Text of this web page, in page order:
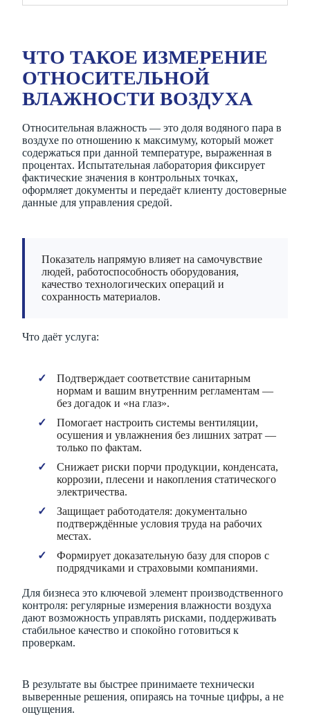
ЧТО ТАКОЕ ИЗМЕРЕНИЕ
ОТНОСИТЕЛЬНОЙ
ВЛАЖНОСТИ ВОЗДУХА
Относительная влажность — это доля водяного пара в
воздухе по отношению к максимуму, который может
содержаться при данной температуре, выраженная в
процентах. Испытательная лаборатория фиксирует
фактические значения в контрольных точках,
оформляет документы и передаёт клиенту достоверные
данные для управления средой.
Показатель напрямую влияет на самочувствие
людей, работоспособность оборудования,
качество технологических операций и
сохранность материалов.
Что даёт услуга:
Подтверждает соответствие санитарным
нормам и вашим внутренним регламентам —
без догадок и «на глаз».
Помогает настроить системы вентиляции,
осушения и увлажнения без лишних затрат —
только по фактам.
Снижает риски порчи продукции, конденсата,
коррозии, плесени и накопления статического
электричества.
Защищает работодателя: документально
подтверждённые условия труда на рабочих
местах.
Формирует доказательную базу для споров с
подрядчиками и страховыми компаниями.
Для бизнеса это ключевой элемент производственного
контроля: регулярные измерения влажности воздуха
дают возможность управлять рисками, поддерживать
стабильное качество и спокойно готовиться к
проверкам.
В результате вы быстрее принимаете технически
выверенные решения, опираясь на точные цифры, а не
ощущения.